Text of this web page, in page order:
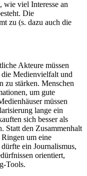
wie viel Interesse an
Die
zu (s. dazu auch die
Akteure müssen
die Medienvielfalt und
zu stärken. Menschen
um gute
müssen
lange ein
sich besser als
Statt den Zusammenhalt
um eine
ein Journalismus,
orientiert,
Tools.